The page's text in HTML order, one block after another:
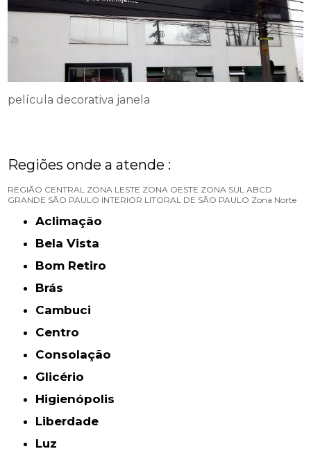
película decorativa janela
Regiões onde a atende :
REGIÃO CENTRAL ZONA LESTE ZONA OESTE ZONA SUL ABCD
GRANDE SÃO PAULO INTERIOR LITORAL DE SÃO PAULO Zona Norte
Aclimação
Bela Vista
Bom Retiro
Brás
Cambuci
Centro
Consolação
Glicério
Higienópolis
Liberdade
Luz